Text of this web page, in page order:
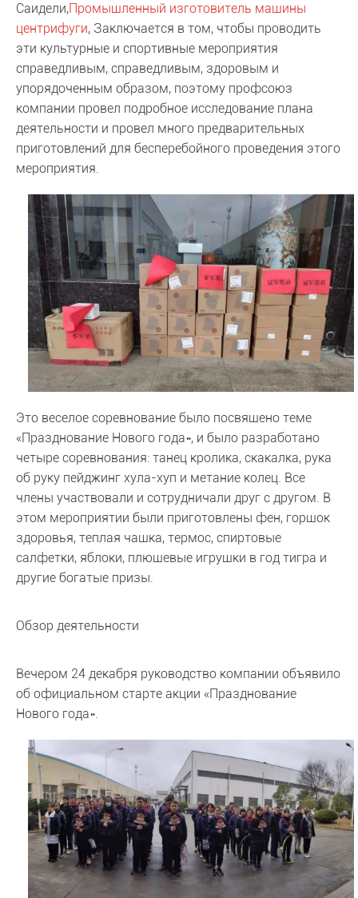
Саидели,Промышленный изготовитель машины
центрифуги, Заключается в том, чтобы проводить
эти культурные и спортивные мероприятия
справедливым, справедливым, здоровым и
упорядоченным образом, поэтому профсоюз
компании провел подробное исследование плана
деятельности и провел много предварительных
приготовлений для бесперебойного проведения этого
мероприятия.
Это веселое соревнование было посвящено теме
«Празднование Нового года», и было разработано
четыре соревнования: танец кролика, скакалка, рука
об руку пейджинг хула-хуп и метание колец. Все
члены участвовали и сотрудничали друг с другом. В
этом мероприятии были приготовлены фен, горшок
здоровья, теплая чашка, термос, спиртовые
салфетки, яблоки, плюшевые игрушки в год тигра и
другие богатые призы.
Обзор деятельности
Вечером 24 декабря руководство компании объявило
об официальном старте акции «Празднование
Нового года».